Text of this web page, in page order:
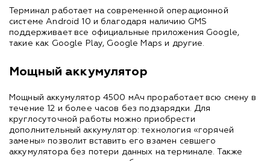
Терминал работает на современной операционной
системе Android 10 и благодаря наличию GMS
поддерживает все официальные приложения Google,
такие как Google Play, Google Maps и другие.
Мощный аккумулятор
Мощный аккумулятор 4500 мАч проработает всю смену в
течение 12 и более часов без подзарядки. Для
круглосуточной работы можно приобрести
дополнительный аккумулятор: технология «горячей
замены» позволит вставить его взамен севшего
аккумулятора без потери данных на терминале. Также